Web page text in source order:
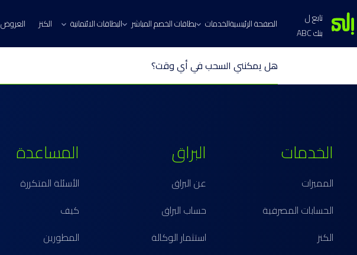
تابع ل
بنك ABC
الصفحة الرئيسيةالخدمات بطاقات الخصم المباشر البطاقات الائتمانية الكنز العروض
هل يمكنني السحب في أي وقت؟
الخدمات
المميزات
الحسابات المصرفية
الكنز
البراق
عن البراق
حساب البراق
استثمار الوكالة
المساعدة
الأسئلة المتكررة
كيف
المطورين